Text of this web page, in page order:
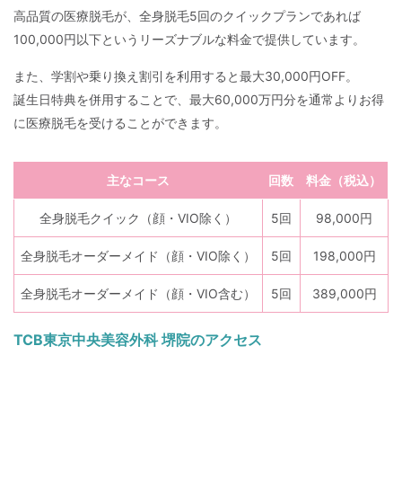
高品質の医療脱毛が、全身脱毛5回のクイックプランであれば
100,000円以下というリーズナブルな料金で提供しています。
また、学割や乗り換え割引を利用すると最大30,000円OFF。
誕生日特典を併用することで、最大60,000万円分を通常よりお得
に医療脱毛を受けることができます。
主なコース 回数 料金（税込）
全身脱毛クイック（顔・VIO除く） 5回 98,000円
全身脱毛オーダーメイド（顔・VIO除く） 5回 198,000円
全身脱毛オーダーメイド（顔・VIO含む） 5回 389,000円
TCB東京中央美容外科 堺院のアクセス